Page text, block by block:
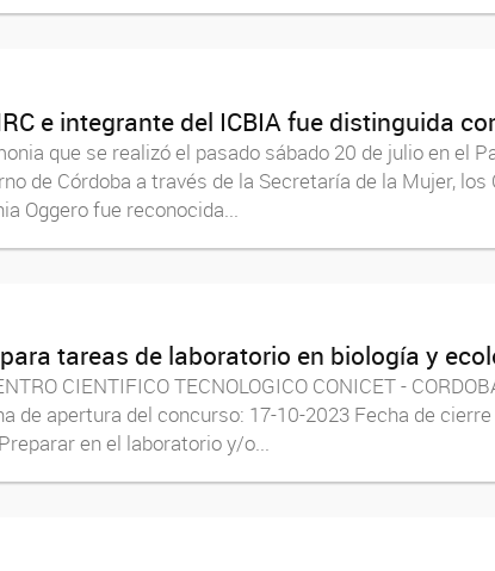
e integrante del ICBIA fue distinguida
que se realizó el pasado sábado 20 de julio en el
de Córdoba a través de la Secretaría de la Mujer,
Oggero fue reconocida...
tareas de laboratorio en biología y
CIENTIFICO TECNOLOGICO CONICET -
de apertura del concurso: 17-10-2023 Fecha de
en el laboratorio y/o...